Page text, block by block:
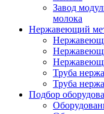
Завод
молока
Нержавеющий
Труба
Труба
Подбор